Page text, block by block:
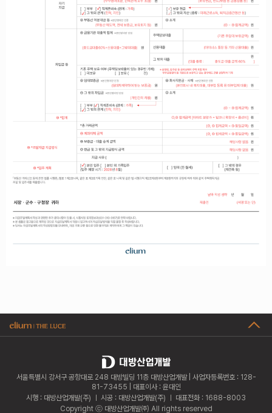
서울특별시 강서구 공항대로 248 대방빌딩 11층 대방산업개발 | 사업자등록번호 : 128-
81-73455 | 대표이사 : 윤대인
시행 : 대방산업개발(주) ㅣ 시공 : 대방산업개발(주) ㅣ 대표전화 : 1688-8003
Copyright ⓒ 대방산업개발㈜ All rights reserved